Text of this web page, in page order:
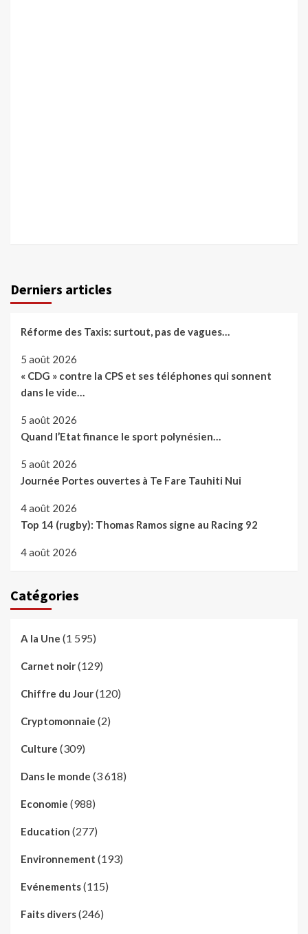
Derniers articles
Réforme des Taxis: surtout, pas de vagues…
5 août 2026
« CDG » contre la CPS et ses téléphones qui sonnent
dans le vide…
5 août 2026
Quand l’Etat finance le sport polynésien…
5 août 2026
Journée Portes ouvertes à Te Fare Tauhiti Nui
4 août 2026
Top 14 (rugby): Thomas Ramos signe au Racing 92
4 août 2026
Catégories
A la Une (1 595)
Carnet noir(129)
Chiffre du Jour(120)
Cryptomonnaie (2)
Culture (309)
Dans le monde (3 618)
Economie (988)
Education (277)
Environnement (193)
Evénements(115)
Faits divers(246)